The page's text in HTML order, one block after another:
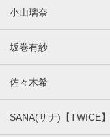
小山璃奈
坂巻有紗
佐々木希
SANA(サナ)【TWICE】